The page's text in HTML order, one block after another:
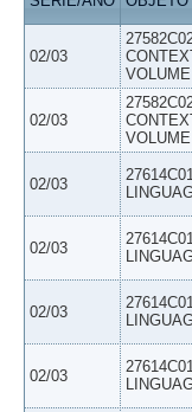
02/03
02/03
02/03
02/03
02/03
02/03